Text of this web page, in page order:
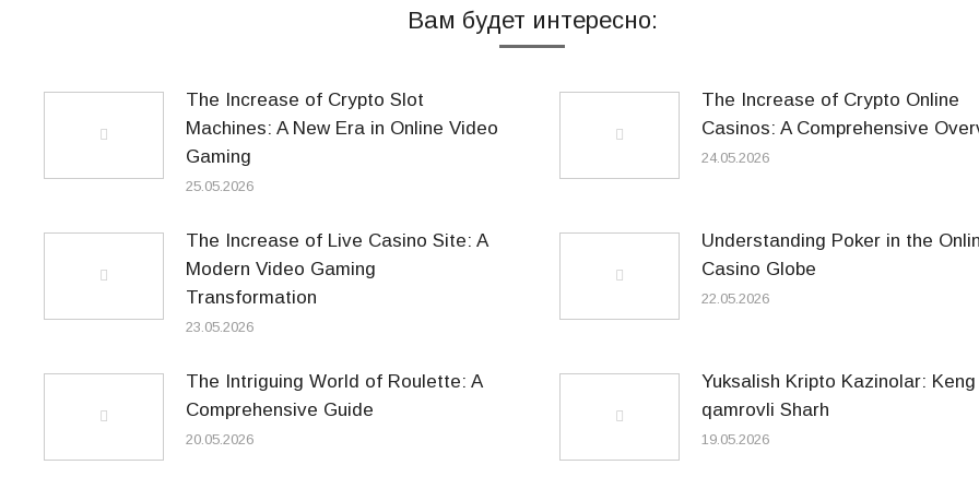
Вам будет интересно:
The Increase of Crypto Slot
Machines: A New Era in Online Video
Gaming
25.05.2026
The Increase of Crypto Online
Casinos: A Comprehensive
24.05.2026
The Increase of Live Casino Site: A
Modern Video Gaming
Transformation
23.05.2026
Understanding Poker in the
Casino Globe
22.05.2026
The Intriguing World of Roulette: A
Comprehensive Guide
20.05.2026
Yuksalish Kripto Kazinolar: Keng
qamrovli Sharh
19.05.2026